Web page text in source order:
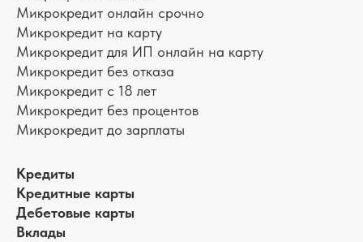
Микрокредит онлайн срочно
Микрокредит на карту
Микрокредит для ИП онлайн на карту
Микрокредит без отказа
Микрокредит с 18 лет
Микрокредит без процентов
Микрокредит до зарплаты
Кредиты
Кредитные карты
Дебетовые карты
Вклады